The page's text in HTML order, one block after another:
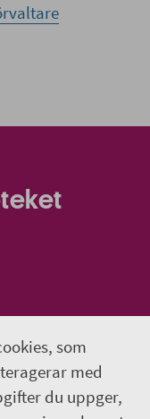
som
med
du uppger,